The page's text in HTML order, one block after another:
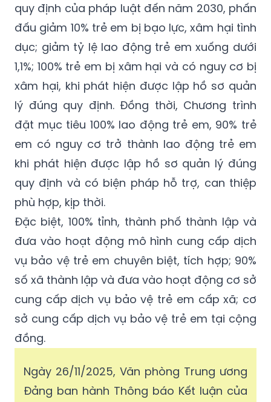
quy định của pháp luật đến năm 2030, phấn
đấu giảm 10% trẻ em bị bạo lực, xâm hại tình
dục; giảm tỷ lệ lao động trẻ em xuống dưới
1,1%; 100% trẻ em bị xâm hại và có nguy cơ bị
xâm hại, khi phát hiện được lập hồ sơ quản
lý đúng quy định. Đồng thời, Chương trình
đặt mục tiêu 100% lao động trẻ em, 90% trẻ
em có nguy cơ trở thành lao động trẻ em
khi phát hiện được lập hồ sơ quản lý đúng
quy định và có biện pháp hỗ trợ, can thiệp
phù hợp, kịp thời.
Đặc biệt, 100% tỉnh, thành phố thành lập và
đưa vào hoạt động mô hình cung cấp dịch
vụ bảo vệ trẻ em chuyên biệt, tích hợp; 90%
số xã thành lập và đưa vào hoạt động cơ sở
cung cấp dịch vụ bảo vệ trẻ em cấp xã; cơ
sở cung cấp dịch vụ bảo vệ trẻ em tại cộng
đồng.
Ngày 26/11/2025, Văn phòng Trung ương
Đảng ban hành Thông báo Kết luận của